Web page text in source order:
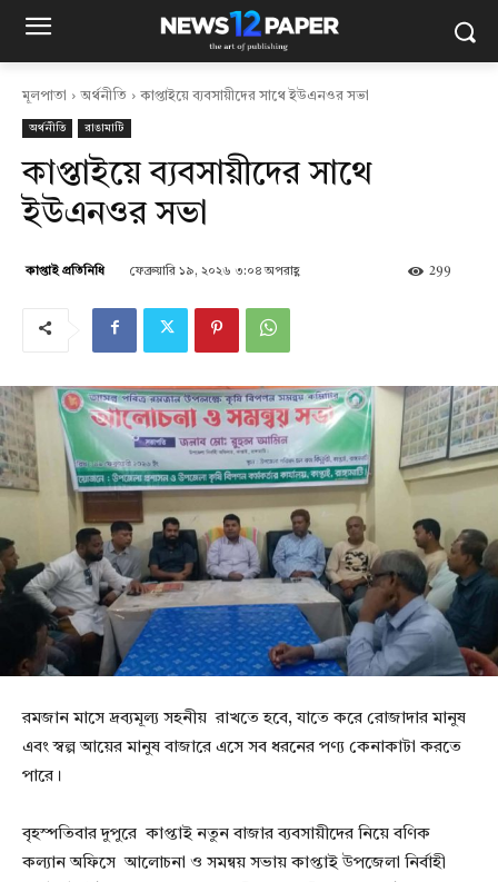
মূলপাতা অর্থনীতি কাপ্তাইয়ে ব্যবসায়ীদের সাথে ইউএনওর সভা
অর্থনীতি রাঙামাটি
কাপ্তাইয়ে ব্যবসায়ীদের সাথে
ইউএনওর সভা
কাপ্তাই প্রতিনিধি ফেব্রুয়ারি ১৯, ২০২৬ ৩:০৪ অপরাহ্ণ 299
রমজান মাসে দ্রব্যমূল্য সহনীয় রাখতে হবে, যাতে করে রোজাদার মানুষ
এবং স্বল্প আয়ের মানুষ বাজারে এসে সব ধরনের পণ্য কেনাকাটা করতে
পারে।
বৃহস্পতিবার দুপুরে কাপ্তাই নতুন বাজার ব্যবসায়ীদের নিয়ে বণিক
কল্যান অফিসে আলোচনা ও সমন্বয় সভায় কাপ্তাই উপজেলা নির্বাহী